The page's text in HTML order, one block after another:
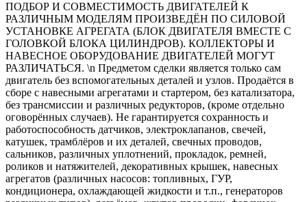
ПОДБОР И СОВМЕСТИМОСТЬ ДВИГАТЕЛЕЙ К
РАЗЛИЧНЫМ МОДЕЛЯМ ПРОИЗВЕДЁН ПО СИЛОВОЙ
УСТАНОВКЕ АГРЕГАТА (БЛОК ДВИГАТЕЛЯ ВМЕСТЕ С
ГОЛОВКОЙ БЛОКА ЦИЛИНДРОВ). КОЛЛЕКТОРЫ И
НАВЕСНОЕ ОБОРУДОВАНИЕ ДВИГАТЕЛЕЙ МОГУТ
РАЗЛИЧАТЬСЯ. \n Предметом сделки является только сам
двигатель без вспомогательных деталей и узлов. Продаётся в
сборе с навесными агрегатами и стартером, без катализатора,
без трансмиссии и различных редукторов, (кроме отдельно
оговорённых случаев). Не гарантируется сохранность и
работоспособность датчиков, электроклапанов, свечей,
катушек, трамблёров и их деталей, свечных проводов,
сальников, различных уплотнений, прокладок, ремней,
роликов и натяжителей, декоративных крышек, навесных
агрегатов (различных насосов: топливных, ГУР,
кондиционера, охлаждающей жидкости и т.п., генераторов